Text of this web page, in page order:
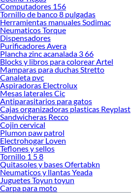
Computadores 156
Tornillo de banco 8 pulgadas
Herramientas manuales Sodimac
Neumaticos Torque
Dispensadores
Purificadores Avera
Plancha zinc acanalada 3 66
Blocks y libros para colorear Artel
Mamparas para duchas Stretto
Canaleta pvc
Aspiradoras Electrolux
Mesas laterales Cic
Antiparasitarios para gatos
Cajas organizadoras plasticas Reyplast
Sandwicheras Recco
Cojin cervical
Plumon paw patrol
Electrohogar Loven
Teflones y sellos
Tornillo 1 5 8
Quitasoles y bases Ofertabkn
Neumaticos y llantas Yeada
Juguetes Toyun toyun
Carpa para moto